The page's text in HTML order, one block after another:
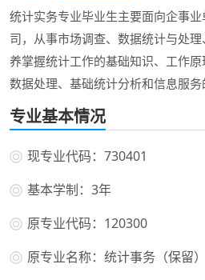
统计实务专业毕业生主要面向企事
司，从事市场调查、数据统计与处
养掌握统计工作的基础知识、工作原
数据处理、基础统计分析和信息服务
专业基本情况
现专业代码：730401
基本学制：3年
原专业代码：120300
原专业名称：统计事务（保留）